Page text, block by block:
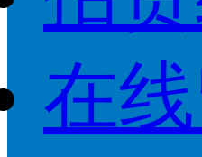
在